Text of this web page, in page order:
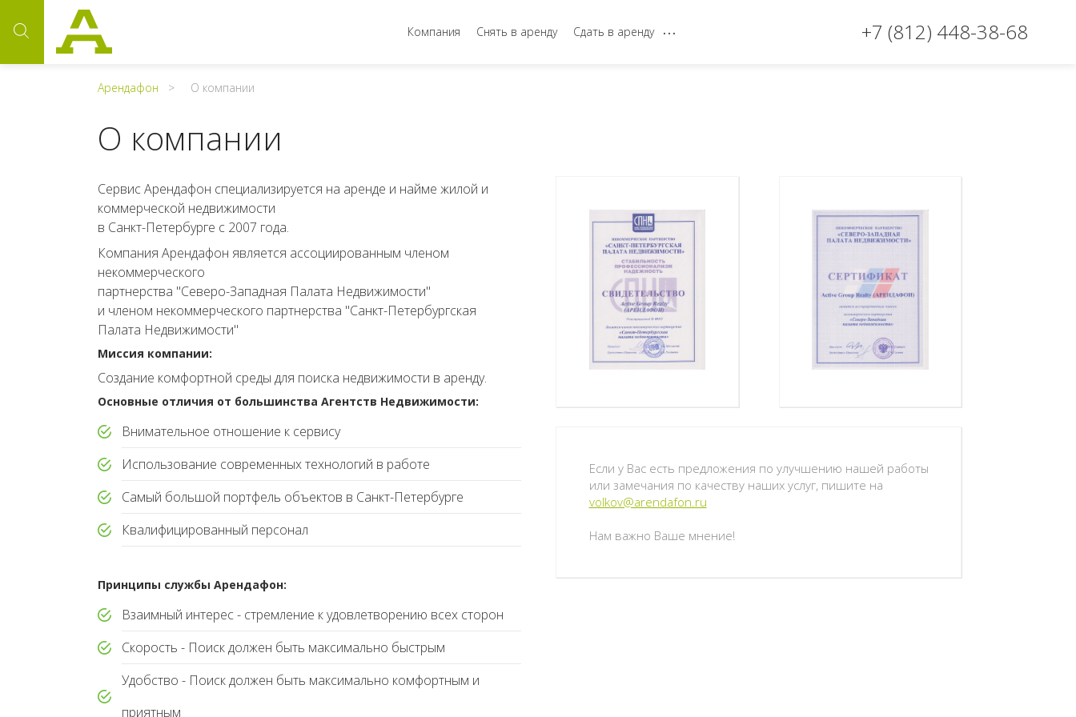
Компания Снять в аренду Сдать в аренду ... +7 (812) 448-38-68
Арендафон О компании
О компании
Сервис Арендафон специализируется на аренде и найме жилой и
коммерческой недвижимости
в Санкт-Петербурге с 2007 года.
Компания Арендафон является ассоциированным членом
некоммерческого
партнерства "Северо-Западная Палата Недвижимости"
и членом некоммерческого партнерства "Санкт-Петербургская
Палата Недвижимости"
Миссия компании:
Создание комфортной среды для поиска недвижимости в аренду.
Основные отличия от большинства Агентств Недвижимости:
Внимательное отношение к сервису
Использование современных технологий в работе
Самый большой портфель объектов в Санкт-Петербурге
Квалифицированный персонал
Принципы службы Арендафон:
Взаимный интерес - стремление к удовлетворению всех сторон
Скорость - Поиск должен быть максимально быстрым
Удобство - Поиск должен быть максимально комфортным и
приятным
Если у Вас есть предложения по улучшению нашей работы
или замечания по качеству наших услуг, пишите на
volkov@arendafon.ru
Нам важно Ваше мнение!